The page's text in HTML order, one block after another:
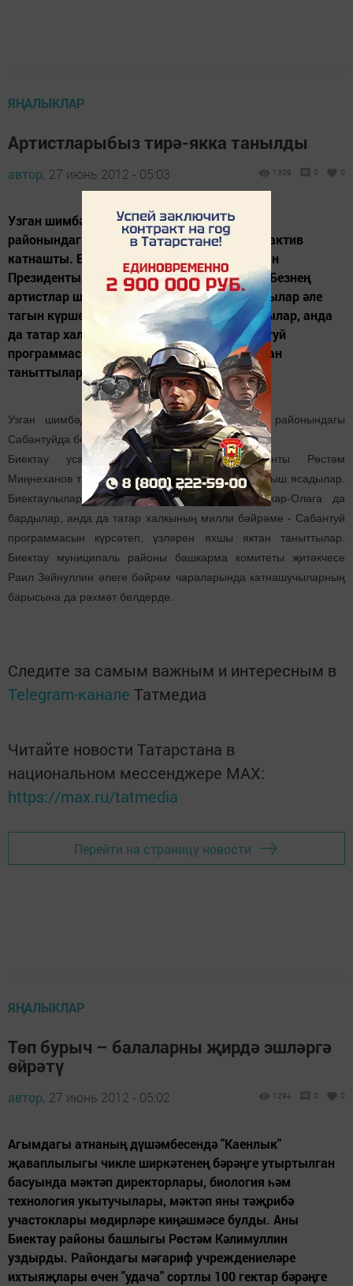
ЯҢАЛЫКЛАР
Артистларыбыз тирә-якка танылды
автор, 27 июнь 2012 - 05:03 1309 0 0
Узган шимбәдә Казан шәһәренең Идел буе
районындагы Сабантуйда безнең район да актив
катнашты. Биектау усадьбасында Татарстан
Президенты Рөстәм Миңнеханов та булды. Безнең
артистлар шәп чыгыш ясадылар. Биектаулылар әле
тагын күршеләргә - Йошкар-Олага да бардылар, анда
да татар халкының милли бәйрәме - Сабантуй
программасын күрсәтеп, үзләрен яхшы яктан
таныттылар. Биектау муниципаль...
Узган шимбәдә Казан шәһәренең Идел буе районындагы
Сабантуйда безнең район да актив катнашты.
Биектау усадьбасында Татарстан Президенты Рөстәм
Миңнеханов та булды. Безнең артистлар шәп чыгыш ясадылар.
Биектаулылар әле тагын күршеләргә - Йошкар-Олага да
бардылар, анда да татар халкының милли бәйрәме - Сабантуй
программасын күрсәтеп, үзләрен яхшы яктан таныттылар.
Биектау муниципаль районы башкарма комитеты җитәкчесе
Раил Зәйнуллин әлеге бәйрәм чараларында катнашучыларның
барысына да рәхмәт белдерде.
Следите за самым важным и интересным в
Telegram-канале Татмедиа
Читайте новости Татарстана в
национальном мессенджере MАХ:
https://max.ru/tatmedia
Перейти на страницу новости
ЯҢАЛЫКЛАР
Төп бурыч – балаларны җирдә эшләргә
өйрәтү
автор, 27 июнь 2012 - 05:02 1294 0 0
Агымдагы атнаның дүшәмбесендә "Каенлык"
җаваплылыгы чикле ширкәтенең бәрәңге утыртылган
басуында мәктәп директорлары, биология һәм
технология укытучылары, мәктәп яны тәҗрибә
участоклары мөдирләре киңәшмәсе булды. Аны
Биектау районы башлыгы Рөстәм Кәлимуллин
уздырды. Райондагы мәгариф учреждениеләре
ихтыяҗлары өчен "удача" сортлы 100 гектар бәрәңге